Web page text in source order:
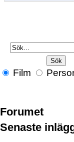
Film
Forumet
Senaste